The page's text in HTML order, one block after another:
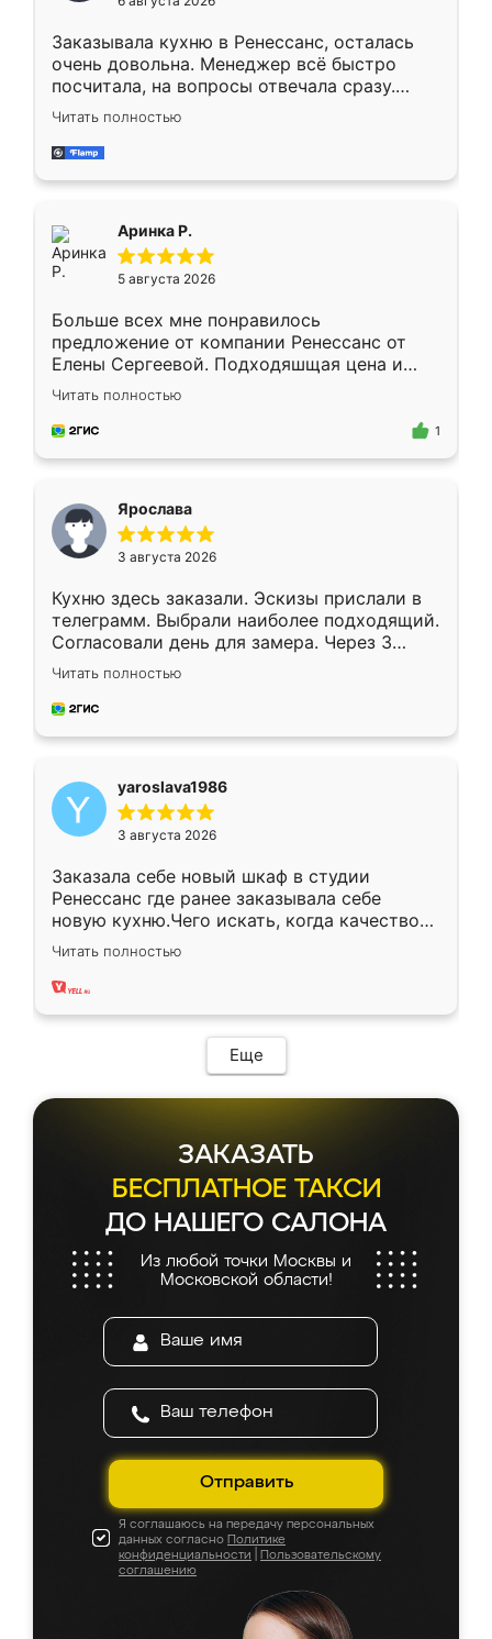
мебели буду заказывать только здесь.
Заказывала кухню в Ренессанс, осталась
очень довольна. Менеджер всё быстро
посчитала, на вопросы отвечала сразу.
Замерщик приехал в субботу, подошёл к
делу со всей ответственностью. Собрали
за день, ребята работали аккуратно, даже
Читать полностью
Аринка Р.
5 августа 2026
Больше всех мне понравилось
предложение от компании Ренессанс от
Елены Сергеевой. Подходяшщая цена и
короткие сроки изготовления. Приехавший
для замера сотрудник Владислав
предложил по моему эскизу самый
Читать полностью
1
Ярослава
3 августа 2026
Кухню здесь заказали. Эскизы прислали в
телеграмм. Выбрали наиболее подходящий.
Согласовали день для замера. Через 3
недели кухня была уже готова. Остались
довольны работой. Спасибо Ренессанс
мебель за качественную работу!
Читать полностью
yaroslava1986
3 августа 2026
Заказала себе новый шкаф в студии
Ренессанс где ранее заказывала себе
новую кухню.Чего искать, когда качеством
вполне довольна. Служит кухня уже почти
два года, нареканий нет.
Читать полностью
Еще
ЗАКАЗАТЬ
БЕСПЛАТНОЕ ТАКСИ
ДО НАШЕГО САЛОНА
Из любой точки Москвы и
Московской области!
Отправить
Я соглашаюсь на передачу персональных
данных согласно Политике
конфиденциальности
Пользовательскому
соглашению